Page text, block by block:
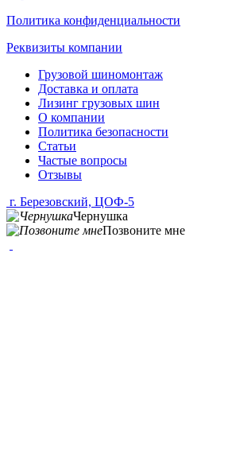
Политика конфиденциальности
Реквизиты компании
Грузовой шиномонтаж
Доставка и оплата
Лизинг грузовых шин
О компании
Политика безопасности
Статьи
Частые вопросы
Отзывы
г. Березовский, ЦОФ-5
Чернушка
Позвоните мне